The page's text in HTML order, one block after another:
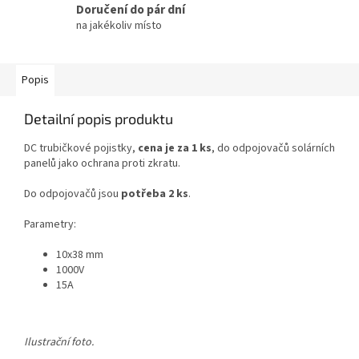
Doručení do pár dní
na jakékoliv místo
Popis
Detailní popis produktu
DC trubičkové pojistky, cena je za 1 ks, do odpojovačů solárních
panelů jako ochrana proti zkratu.
Do odpojovačů jsou potřeba 2 ks.
Parametry:
10x38 mm
1000V
15A
Ilustrační foto.